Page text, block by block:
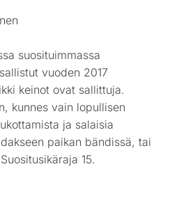
suosituimmassa
vuoden 2017
keinot ovat sallittuja.
kunnes vain lopullisen
ja salaisia
paikan bändissä, tai
15.